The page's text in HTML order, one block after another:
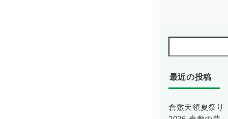
最近の投稿
倉敷天領夏祭り